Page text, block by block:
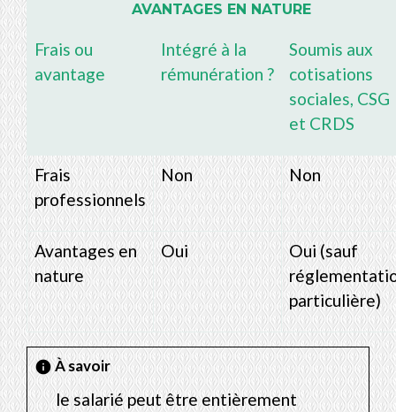
AVANTAGES EN NATURE
Frais ou
avantage
Intégré à la
rémunération ?
Soumis aux
cotisations
sociales, CSG
et CRDS
Frais
professionnels
Non Non
Avantages en
nature
Oui
Oui (sauf
particulière)
infoÀ savoir
le salarié peut être entièrement